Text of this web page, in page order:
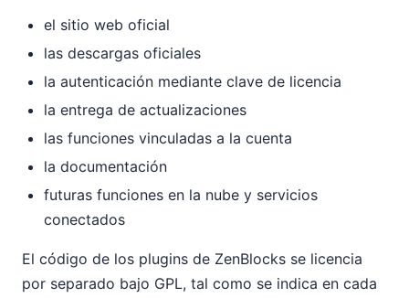
el sitio web oficial
las descargas oficiales
la autenticación mediante clave de licencia
la entrega de actualizaciones
las funciones vinculadas a la cuenta
la documentación
futuras funciones en la nube y servicios
conectados
El código de los plugins de ZenBlocks se licencia
por separado bajo GPL, tal como se indica en cada